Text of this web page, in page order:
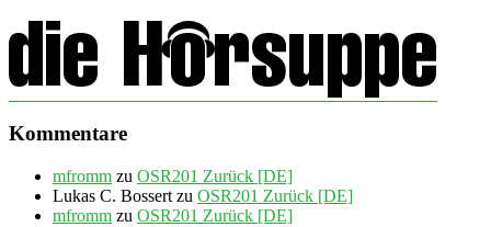
Kommentare
mfromm zu OSR201 Zurück [DE]
Lukas C. Bossert zu OSR201 Zurück [DE]
mfromm zu OSR201 Zurück [DE]